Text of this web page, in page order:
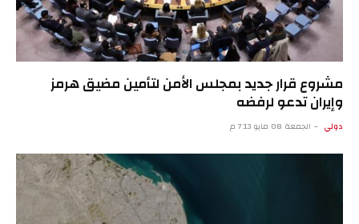
مشروع قرار جديد بمجلس الأمن لتأمين مضيق هرمز
وإيران تدعو لرفضه
دولي الجمعة 08 مايو 7:13 م